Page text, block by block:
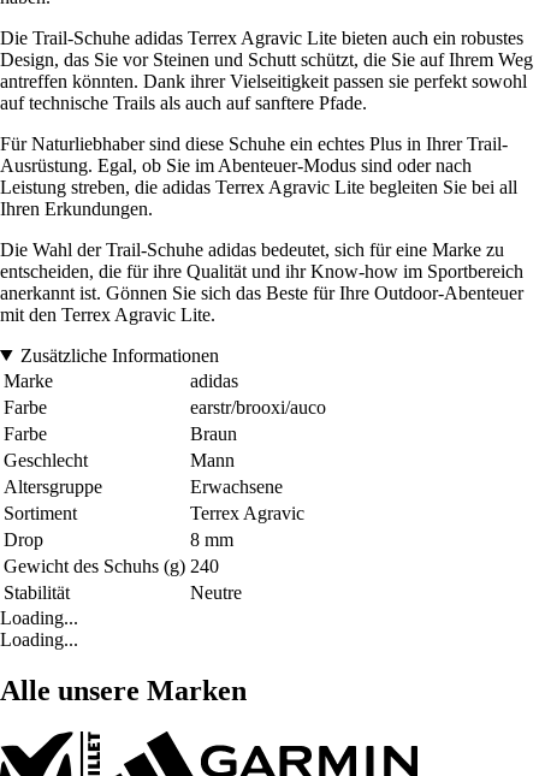
Die Trail-Schuhe adidas Terrex Agravic Lite bieten auch ein robustes
Design, das Sie vor Steinen und Schutt schützt, die Sie auf Ihrem Weg
antreffen könnten. Dank ihrer Vielseitigkeit passen sie perfekt sowohl
auf technische Trails als auch auf sanftere Pfade.
Für Naturliebhaber sind diese Schuhe ein echtes Plus in Ihrer Trail-
Ausrüstung. Egal, ob Sie im Abenteuer-Modus sind oder nach
Leistung streben, die adidas Terrex Agravic Lite begleiten Sie bei all
Ihren Erkundungen.
Die Wahl der Trail-Schuhe adidas bedeutet, sich für eine Marke zu
entscheiden, die für ihre Qualität und ihr Know-how im Sportbereich
anerkannt ist. Gönnen Sie sich das Beste für Ihre Outdoor-Abenteuer
mit den Terrex Agravic Lite.
Zusätzliche Informationen
Marke
adidas
Farbe
earstr/brooxi/auco
Farbe
Braun
Geschlecht
Mann
Altersgruppe
Erwachsene
Sortiment
Terrex Agravic
Drop
8 mm
Gewicht des Schuhs (g) 240
Stabilität
Neutre
Loading...
Loading...
Alle unsere Marken